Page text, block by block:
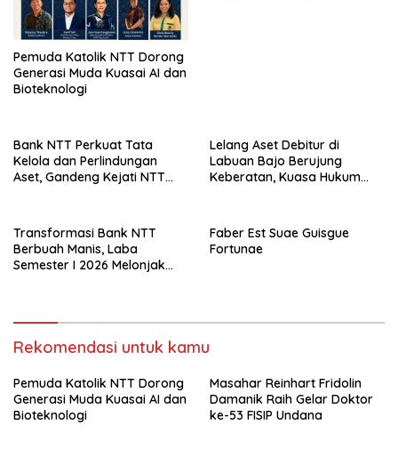
Pemuda Katolik NTT Dorong
Generasi Muda Kuasai AI dan
Bioteknologi
Bank NTT Perkuat Tata
Kelola dan Perlindungan
Aset, Gandeng Kejati NTT
Lelang Aset Debitur di
Labuan Bajo Berujung
Keberatan, Kuasa Hukum
Transformasi Bank NTT
Berbuah Manis, Laba
Semester I 2026 Melonjak
Faber Est Suae Guisgue
Fortunae
Rekomendasi untuk kamu
Pemuda Katolik NTT Dorong
Generasi Muda Kuasai AI dan
Bioteknologi
Masahar Reinhart Fridolin
Damanik Raih Gelar Doktor
ke-53 FISIP Undana